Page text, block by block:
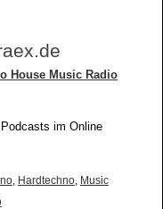
House Music Radio
im Online
, Hardtechno, Music